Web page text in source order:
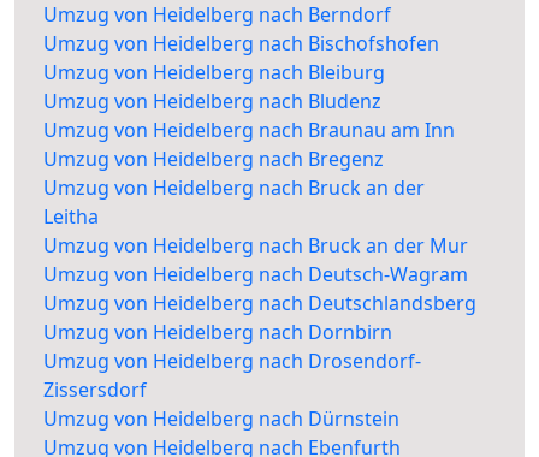
Umzug von Heidelberg nach Berndorf
Umzug von Heidelberg nach Bischofshofen
Umzug von Heidelberg nach Bleiburg
Umzug von Heidelberg nach Bludenz
Umzug von Heidelberg nach Braunau am Inn
Umzug von Heidelberg nach Bregenz
Umzug von Heidelberg nach Bruck an der
Leitha
Umzug von Heidelberg nach Bruck an der Mur
Umzug von Heidelberg nach Deutsch-Wagram
Umzug von Heidelberg nach Deutschlandsberg
Umzug von Heidelberg nach Dornbirn
Umzug von Heidelberg nach Drosendorf-
Zissersdorf
Umzug von Heidelberg nach Dürnstein
Umzug von Heidelberg nach Ebenfurth